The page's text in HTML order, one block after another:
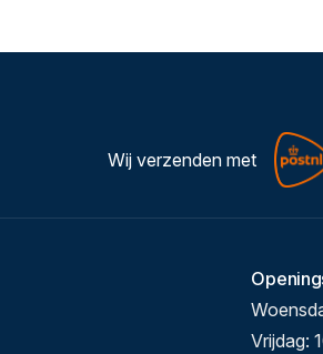
Wij verzenden met
Vrijdag: